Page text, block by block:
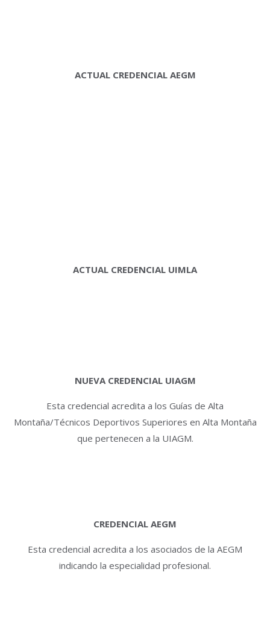
ACTUAL CREDENCIAL AEGM
ACTUAL CREDENCIAL UIMLA
NUEVA CREDENCIAL UIAGM
Esta credencial acredita a los Guías de Alta
Montaña/Técnicos Deportivos Superiores en Alta Montaña
que pertenecen a la UIAGM.
CREDENCIAL AEGM
Esta credencial acredita a los asociados de la AEGM
indicando la especialidad profesional.